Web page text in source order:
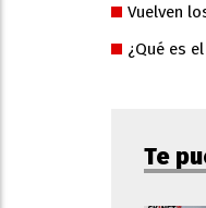
Vuelven
¿Qué es
Te